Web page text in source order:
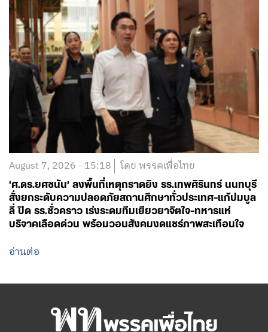
August 7, 2026 - 15:18 โดย พรรคเพื่อไทย
‘ศ.ดร.ยศชนัน’ ลงพื้นที่เหตุกราดยิง รร.เทพศิรินทร์ นนทบุรี
สั่งยกระดับความปลอดภัยสถานศึกษาทั่วประเทศ-แก้ปมบูล
ลี่ ปิด รร.ชั่วคราว เร่งระดมทีมเยียวยาจิตใจ-ทหารแห่
บริจาคเลือดด่วน พร้อมวอนสังคมงดแชร์ภาพสะเทือนใจ
อ่านต่อ